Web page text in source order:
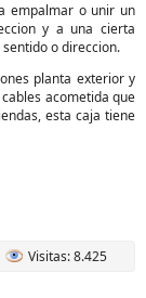
empalmar o unir un
y a una cierta
o direccion.
planta exterior y
acometida que
esta caja tiene
Visitas: 8.425